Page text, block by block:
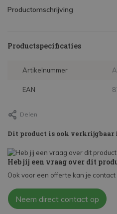
Productomschrijving
Productspecificaties
Artikelnummer
EAN
Delen
Dit product is ook verkrijgbaar
Heb jij een vraag over dit
Ook voor een offerte kan je
Neem direct contact op